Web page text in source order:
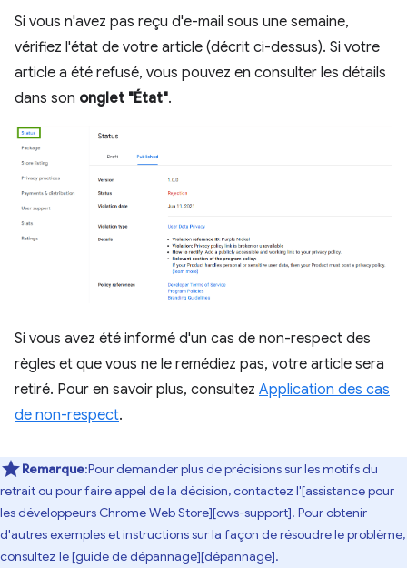
Si vous n'avez pas reçu d'e-mail sous une semaine,
vérifiez l'état de votre article (décrit ci-dessus). Si votre
article a été refusé, vous pouvez en consulter les détails
dans son onglet "État".
Si vous avez été informé d'un cas de non-respect des
règles et que vous ne le remédiez pas, votre article sera
retiré. Pour en savoir plus, consultez Application des cas
de non-respect.
Remarque:Pour demander plus de précisions sur les motifs du
retrait ou pour faire appel de la décision, contactez l'[assistance pour
les développeurs Chrome Web Store][cws-support]. Pour obtenir
d'autres exemples et instructions sur la façon de résoudre le problème,
consultez le [guide de dépannage][dépannage].